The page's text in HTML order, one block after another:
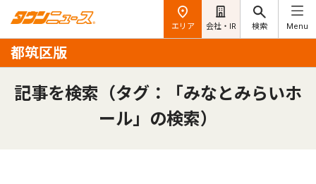
エリア 会社・IR 検索 Menu
都筑区版
記事を検索（タグ：「みなとみらいホ
ール」の検索）